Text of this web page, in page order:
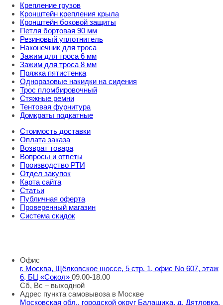
Крепление грузов
Кронштейн крепления крыла
Кронштейн боковой защиты
Петля бортовая 90 мм
Резиновый уплотнитель
Наконечник для троса
Зажим для троса 6 мм
Зажим для троса 8 мм
Пряжка пятистенка
Одноразовые накидки на сидения
Трос пломбировочный
Стяжные ремни
Тентовая фурнитура
Домкраты подкатные
Стоимость доставки
Оплата заказа
Возврат товара
Вопросы и ответы
Производство РТИ
Отдел закупок
Карта сайта
Статьи
Публичная оферта
Проверенный магазин
Система скидок
Офис
г. Москва, Щёлковское шоссе, 5 стр. 1, офис No 607, этаж
6, БЦ «Сокол» 09.00-18.00
Сб, Вс – выходной
Адрес пункта самовывоза в Москве
Московская обл., городской округ Балашиха, д. Дятловка,